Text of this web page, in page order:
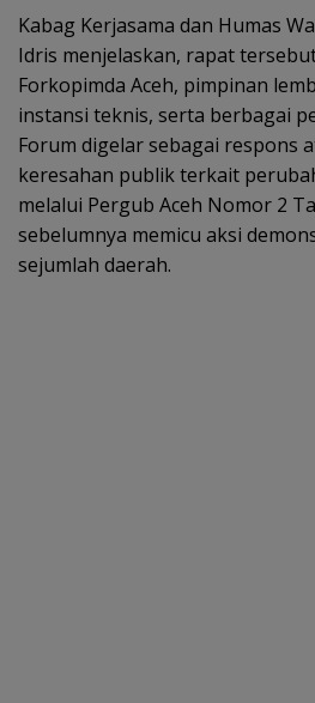
Kabag Kerjasama dan Humas
Idris menjelaskan, rapat
Forkopimda Aceh, pimpinan
instansi teknis, serta berbagai
Forum digelar sebagai respons
keresahan publik terkait
melalui Pergub Aceh Nomor 2
sebelumnya memicu aksi
sejumlah daerah.